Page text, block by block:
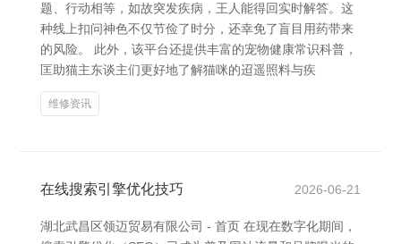
题、行动相等，如故突发疾病，王人能得回实时解答。这
种线上扣问神色不仅节俭了时分，还幸免了盲目用药带来
的风险。 此外，该平台还提供丰富的宠物健康常识科普，
匡助猫主东谈主们更好地了解猫咪的迢遥照料与疾
维修资讯
在线搜索引擎优化技巧 2026-06-21
湖北武昌区领迈贸易有限公司 - 首页 在现在数字化期间，